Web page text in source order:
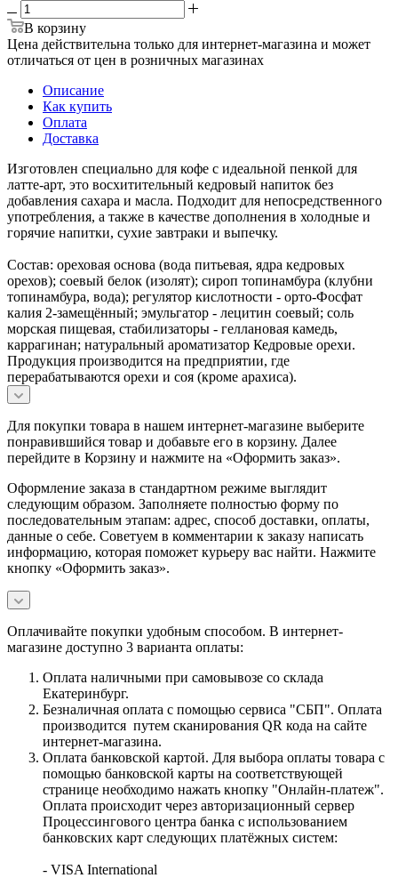
В корзину
Цена действительна только для интернет-магазина и может
отличаться от цен в розничных магазинах
Описание
Как купить
Оплата
Доставка
Изготовлен специально для кофе с идеальной пенкой для
латте-арт, это восхитительный кедровый напиток без
добавления сахара и масла. Подходит для непосредственного
употребления, а также в качестве дополнения в холодные и
горячие напитки, сухие завтраки и выпечку.
Состав: ореховая основа (вода питьевая, ядра кедровых
орехов); соевый белок (изолят); сироп топинамбура (клубни
топинамбура, вода); регулятор кислотности - орто-Фосфат
калия 2-замещённый; эмульгатор - лецитин соевый; соль
морская пищевая, стабилизаторы - геллановая камедь,
каррагинан; натуральный ароматизатор Кедровые орехи.
Продукция производится на предприятии, где
перерабатываются орехи и соя (кроме арахиса).
Для покупки товара в нашем интернет-магазине выберите
понравившийся товар и добавьте его в корзину. Далее
перейдите в Корзину и нажмите на «Оформить заказ».
Оформление заказа в стандартном режиме выглядит
следующим образом. Заполняете полностью форму по
последовательным этапам: адрес, способ доставки, оплаты,
данные о себе. Советуем в комментарии к заказу написать
информацию, которая поможет курьеру вас найти. Нажмите
кнопку «Оформить заказ».
Оплачивайте покупки удобным способом. В интернет-
магазине доступно 3 варианта оплаты:
Оплата наличными при самовывозе со склада
Екатеринбург.
Безналичная оплата с помощью сервиса "СБП". Оплата
производится путем сканирования QR кода на сайте
интернет-магазина.
Оплата банковской картой. Для выбора оплаты товара с
помощью банковской карты на соответствующей
странице необходимо нажать кнопку "Онлайн-платеж".
Оплата происходит через авторизационный сервер
Процессингового центра банка с использованием
банковских карт следующих платёжных систем:
- VISA International